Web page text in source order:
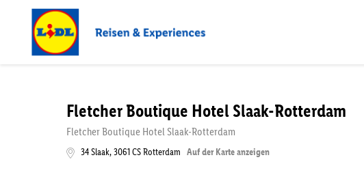
Fletcher Boutique Hotel Slaak-Rotterdam
Fletcher Boutique Hotel Slaak-Rotterdam
34 Slaak,3061 CSRotterdam Auf der Karte anzeigen